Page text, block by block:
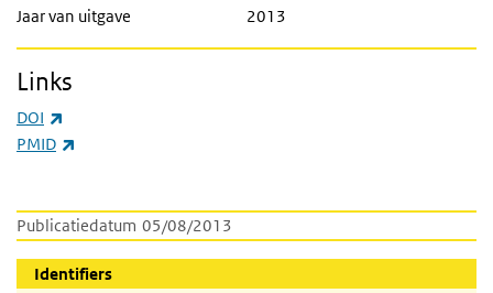
Publicatiedatum 05/08/2013
Identifiers
Jaar van uitgave
2013
Links
DOI
PMID